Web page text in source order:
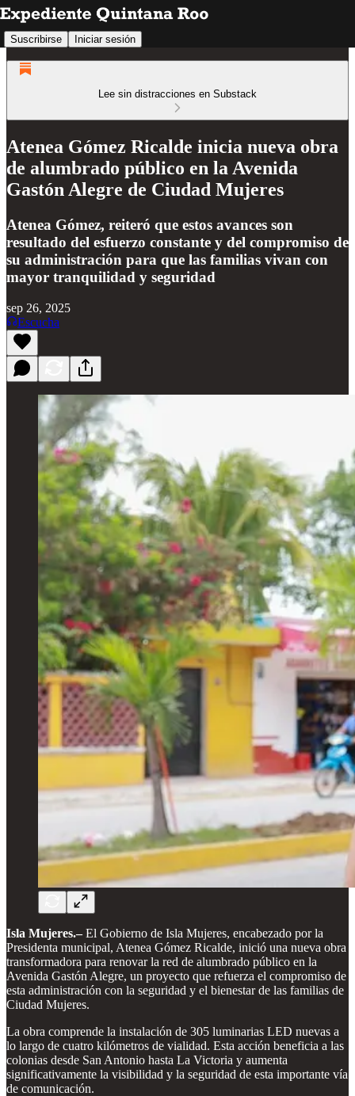
Suscribirse Iniciar sesión
Lee sin distracciones en Substack
Atenea Gómez Ricalde inicia nueva obra
de alumbrado público en la Avenida
Gastón Alegre de Ciudad Mujeres
Atenea Gómez, reiteró que estos avances son
resultado del esfuerzo constante y del compromiso de
su administración para que las familias vivan con
mayor tranquilidad y seguridad
sep 26, 2025
Escucha
Isla Mujeres.–El Gobierno de Isla Mujeres, encabezado por la
Presidenta municipal, Atenea Gómez Ricalde, inició una nueva obra
transformadora para renovar la red de alumbrado público en la
Avenida Gastón Alegre, un proyecto que refuerza el compromiso de
esta administración con la seguridad y el bienestar de las familias de
Ciudad Mujeres.
La obra comprende la instalación de 305 luminarias LED nuevas a
lo largo de cuatro kilómetros de vialidad. Esta acción beneficia a las
colonias desde San Antonio hasta La Victoria y aumenta
significativamente la visibilidad y la seguridad de esta importante vía
de comunicación.